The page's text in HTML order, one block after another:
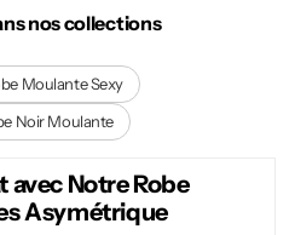
nos collections
Moulante Sexy
Noir Moulante
avec NotreRobe
Asymétrique